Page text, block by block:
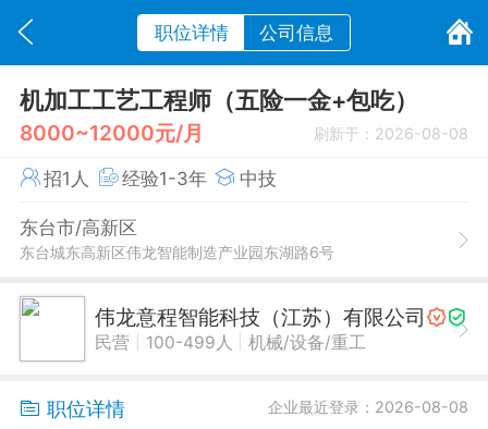
职位详情 公司信息
机加工工艺工程师（五险一金+包吃）
8000~12000元/月 刷新于：2026-08-08
招1人 经验1-3年 中技
东台市/高新区
东台城东高新区伟龙智能制造产业园东湖路6号
伟龙意程智能科技（江苏）有限公司
民营 100-499人 机械/设备/重工
职位详情 企业最近登录：2026-08-08